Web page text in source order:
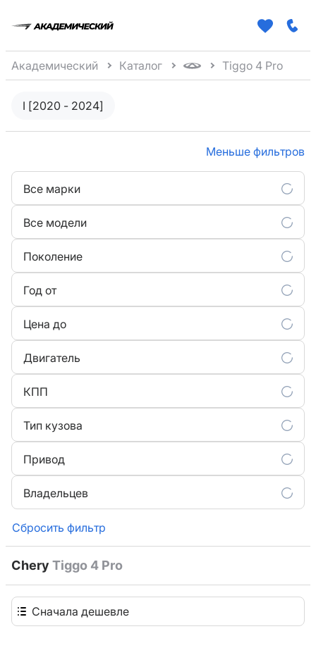
Академический Каталог Tiggo 4 Pro
I [2020 - 2024]
Меньше фильтров
Все марки
Все модели
Поколение
Год от
Цена до
Двигатель
КПП
Тип кузова
Привод
Владельцев
Сбросить фильтр
Chery Tiggo 4 Pro
Сначала дешевле